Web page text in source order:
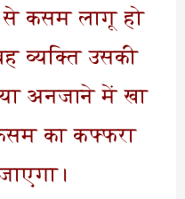
कसम लागू हो
व्यक्ति उसकी
अनजाने में खा
का कफ्फरा